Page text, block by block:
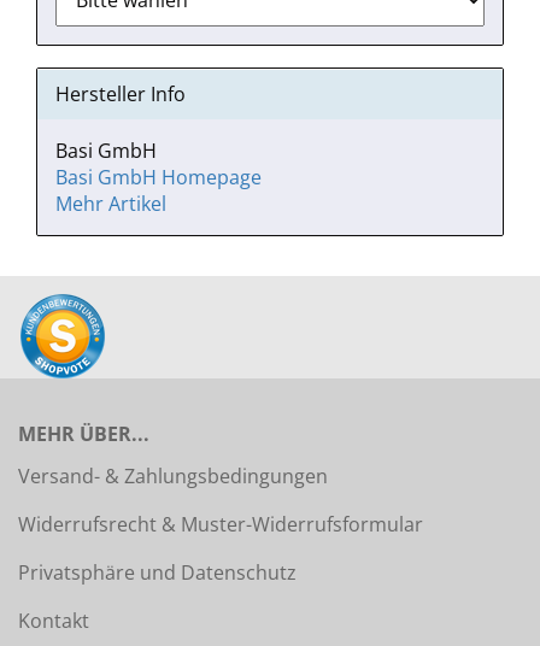
Hersteller Info
Basi GmbH
Basi GmbH Homepage
Mehr Artikel
MEHR ÜBER...
Versand- & Zahlungsbedingungen
Widerrufsrecht & Muster-Widerrufsformular
Privatsphäre und Datenschutz
Kontakt